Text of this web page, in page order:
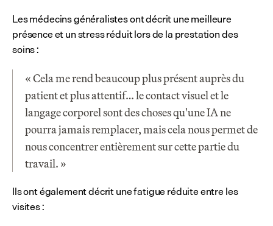
Les médecins généralistes ont décrit une meilleure
présence et un stress réduit lors de la prestation des
soins :
« Cela me rend beaucoup plus présent auprès du
patient et plus attentif… le contact visuel et le
langage corporel sont des choses qu'une IA ne
pourra jamais remplacer, mais cela nous permet de
nous concentrer entièrement sur cette partie du
travail. »
Ils ont également décrit une fatigue réduite entre les
visites :